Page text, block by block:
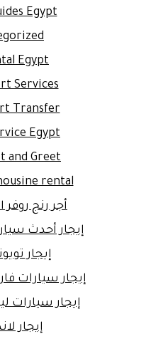
Egypt
Egypt
Services
Transfer
Egypt
and Greet.
rental
أجر رنج روفر
إيجار أحدث
إيجار
إيجار سيارات
إيجار سيارات
إيجار